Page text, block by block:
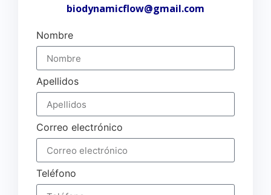
biodynamicflow@gmail.com
Nombre
Apellidos
Correo electrónico
Teléfono